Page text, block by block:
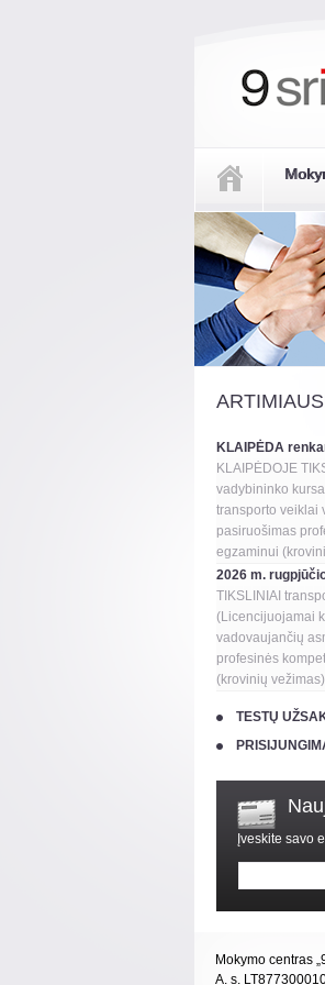
KLAIPĖDA
KLAIPĖDOJE
vadybininko
transporto veiklai
pasiruošimas
egzaminui
2026 m.
TIKSLINIAI
(Licencijuojamai
vadovaujančių
profesinės
(krovinių
TESTŲ
Įveskite savo
Mokymo centras
A. s.